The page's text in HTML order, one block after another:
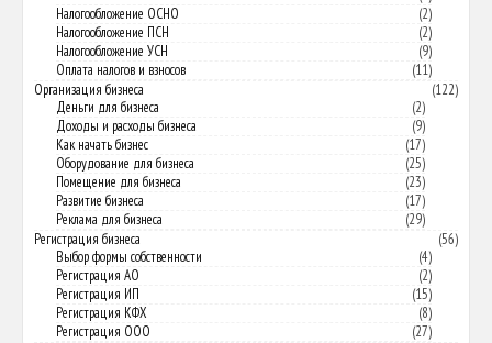
Налогообложение ОСНО
(2)
Налогообложение ПСН
(2)
Налогообложение УСН
(9)
Оплата налогов и взносов
(11)
Организация бизнеса
(122)
Деньги для бизнеса
(2)
Доходы и расходы бизнеса
(9)
Как начать бизнес
(17)
Оборудование для бизнеса
(25)
Помещение для бизнеса
(23)
Развитие бизнеса
(17)
Реклама для бизнеса
(29)
Регистрация бизнеса
(56)
Выбор формы собственности
(4)
Регистрация АО
(2)
Регистрация ИП
(15)
Регистрация КФХ
(8)
Регистрация ООО
(27)